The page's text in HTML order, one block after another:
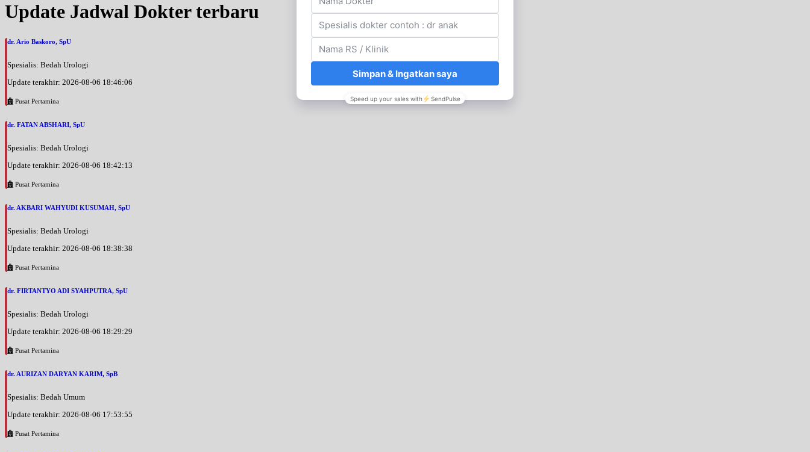
Update Jadwal Dokter terbaru
dr. Ario Baskoro, SpU
Spesialis: Bedah Urologi
Update terakhir: 2026-08-06 18:46:06
Pusat Pertamina
dr. FATAN ABSHARI, SpU
Spesialis: Bedah Urologi
Update terakhir: 2026-08-06 18:42:13
Pusat Pertamina
dr. AKBARI WAHYUDI KUSUMAH, SpU
Spesialis: Bedah Urologi
Update terakhir: 2026-08-06 18:38:38
Pusat Pertamina
dr. FIRTANTYO ADI SYAHPUTRA, SpU
Spesialis: Bedah Urologi
Update terakhir: 2026-08-06 18:29:29
Pusat Pertamina
dr. AURIZAN DARYAN KARIM, SpB
Spesialis: Bedah Umum
Update terakhir: 2026-08-06 17:53:55
Pusat Pertamina